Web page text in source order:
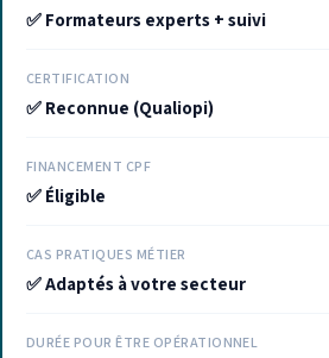
✅ Formateurs experts + suivi
CERTIFICATION
✅ Reconnue (Qualiopi)
FINANCEMENT CPF
✅ Éligible
CAS PRATIQUES MÉTIER
✅ Adaptés à votre secteur
DURÉE POUR ÊTRE OPÉRATIONNEL